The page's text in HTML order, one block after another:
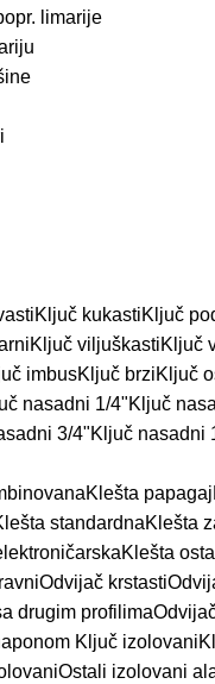
limarije
Ključ kukastiKljuč
Ključ viljuškastiKljuč
imbusKljuč brziKljuč
nasadni 1/4"Ključ
3/4"Ključ nasadni
Klešta papagaj
standardnaKlešta
Klešta
Odvijač krstasti
drugim profilima
Ključ izolovani
Ostali izolovani